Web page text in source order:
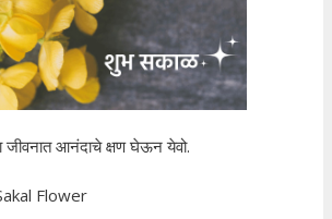
आनंदाचे क्षण घेऊन येवो.